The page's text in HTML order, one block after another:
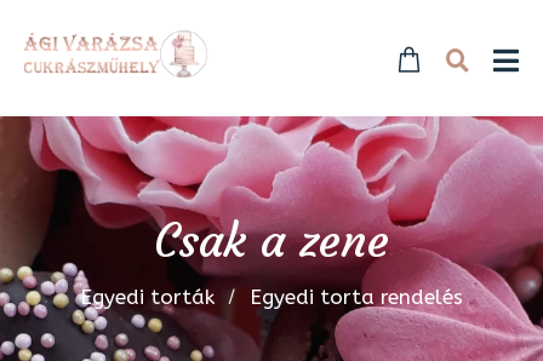
Csak a zene
Egyedi torták Egyedi torta rendelés